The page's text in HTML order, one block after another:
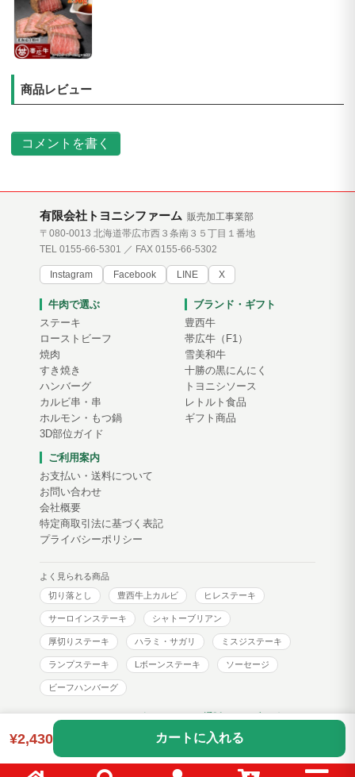
商品レビュー
コメントを書く
有限会社トヨニシファーム 販売加工事業部
〒080-0013 北海道帯広市西３条南３５丁目１番地
TEL 0155-66-5301 ／ FAX 0155-66-5302
Instagram Facebook LINE X
牛肉で選ぶ
ステーキ
ローストビーフ
焼肉
すき焼き
ハンバーグ
カルビ串・串
ホルモン・もつ鍋
3D部位ガイド
ブランド・ギフト
豊西牛
帯広牛（F1）
雪美和牛
十勝の黒にんにく
トヨニシソース
レトルト食品
ギフト商品
ご利用案内
お支払い・送料について
お問い合わせ
会社概要
特定商取引法に基づく表記
プライバシーポリシー
よく見られる商品
切り落とし
豊西牛上カルビ ヒレステーキ
サーロインステーキ シャトーブリアン
厚切りステーキ ハラミ・サガリ ミスジステーキ
ランプステーキ Lボーンステーキ ソーセージ
ビーフハンバーグ
トヨニシファーム コーポレートサイト通販サイトブログ
Copyright © toyonishi farm. All Rights Reserved.
¥2,430 カートに入れる